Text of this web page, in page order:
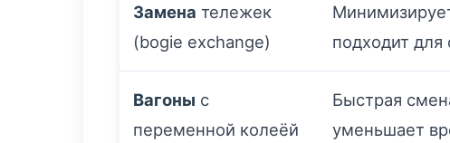
Замена тележек
(bogie exchange)
подходит для
Вагоны с
переменной колеёй
Быстрая
уменьшает